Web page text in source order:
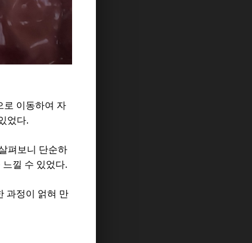
로 이동하여 자
었다.
펴보니 단순하
낄 수 있었다.
과정이 얽혀 만